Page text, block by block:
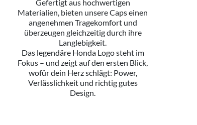
Gefertigt aus hochwertigen
Materialien, bieten unsere Caps einen
angenehmen Tragekomfort und
überzeugen gleichzeitig durch ihre
Langlebigkeit.
Das legendäre Honda Logo steht im
Fokus – und zeigt auf den ersten Blick,
wofür dein Herz schlägt: Power,
Verlässlichkeit und richtig gutes
Design.